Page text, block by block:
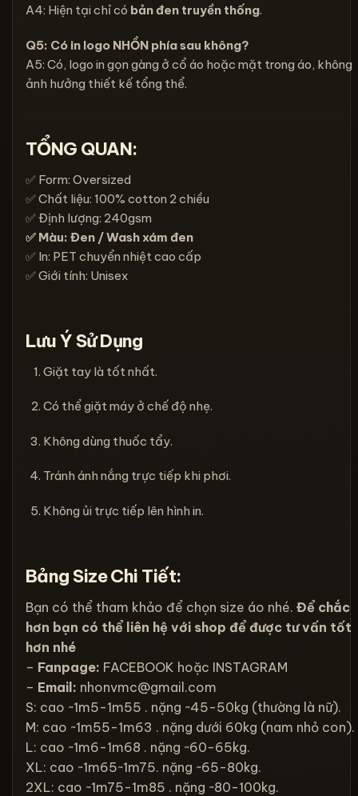
A4: Hiện tại chỉ có bản đen truyền thống.
Q5: Có in logo NHỒN phía sau không?
A5: Có, logo in gọn gàng ở cổ áo hoặc mặt trong áo, không
ảnh hưởng thiết kế tổng thể.
TỔNG QUAN:
✅ Form: Oversized
✅ Chất liệu: 100% cotton 2 chiều
✅ Định lượng: 240gsm
✅ Màu: Đen / Wash xám đen
✅ In: PET chuyển nhiệt cao cấp
✅ Giới tính: Unisex
Lưu Ý Sử Dụng
Giặt tay là tốt nhất.
Có thể giặt máy ở chế độ nhẹ.
Không dùng thuốc tẩy.
Tránh ánh nắng trực tiếp khi phơi.
Không ủi trực tiếp lên hình in.
Bảng Size Chi Tiết:
Bạn có thể tham khảo để chọn size áo nhé. Để chắc
hơn bạn có thể liên hệ với shop để được tư vấn tốt
hơn nhé
– Fanpage: FACEBOOK hoặc INSTAGRAM
– Email: nhonvmc@gmail.com
S: cao ~1m5-1m55 . nặng ~45-50kg (thường là nữ).
M: cao ~1m55-1m63 . nặng dưới 60kg (nam nhỏ con).
L: cao ~1m6-1m68 . nặng ~60-65kg.
XL: cao ~1m65~1m75. nặng ~65-80kg.
2XL: cao ~1m75-1m85 . nặng ~80-100kg.